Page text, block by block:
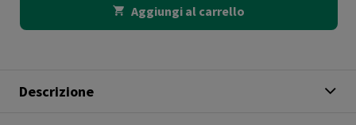
Aggiungi al carrello
Descrizione